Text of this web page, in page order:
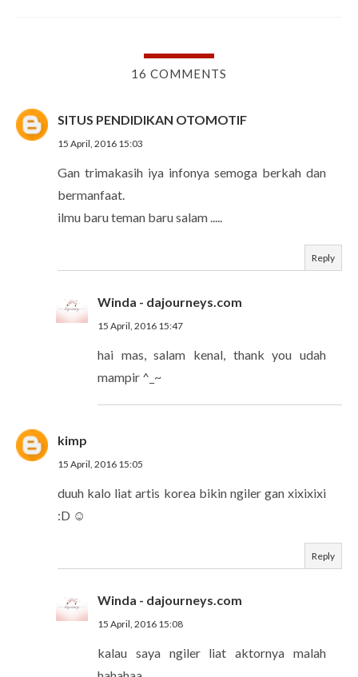
16 COMMENTS
SITUS PENDIDIKAN OTOMOTIF
15 April, 2016 15:03
Gan trimakasih iya infonya semoga berkah dan
bermanfaat.
ilmu baru teman baru salam .....
Reply
Winda - dajourneys.com
15 April, 2016 15:47
hai mas, salam kenal, thank you udah
mampir ^_~
kimp
15 April, 2016 15:05
duuh kalo liat artis korea bikin ngiler gan xixixixi
:D ☺
Reply
Winda - dajourneys.com
15 April, 2016 15:08
kalau saya ngiler liat aktornya malah